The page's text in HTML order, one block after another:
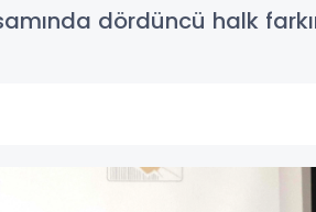
dördüncü halk